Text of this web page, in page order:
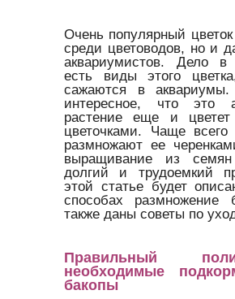
Очень популярный цветок
среди цветоводов, но и
аквариумистов. Дело
есть виды этого
сажаются в
интересное, что это
растение еще и
цветочками. Чаще всего
размножают ее
выращивание из
долгий и трудоемкий
этой статье будет
способах размножение
также даны советы по
Правильный
необходимые
бакопы